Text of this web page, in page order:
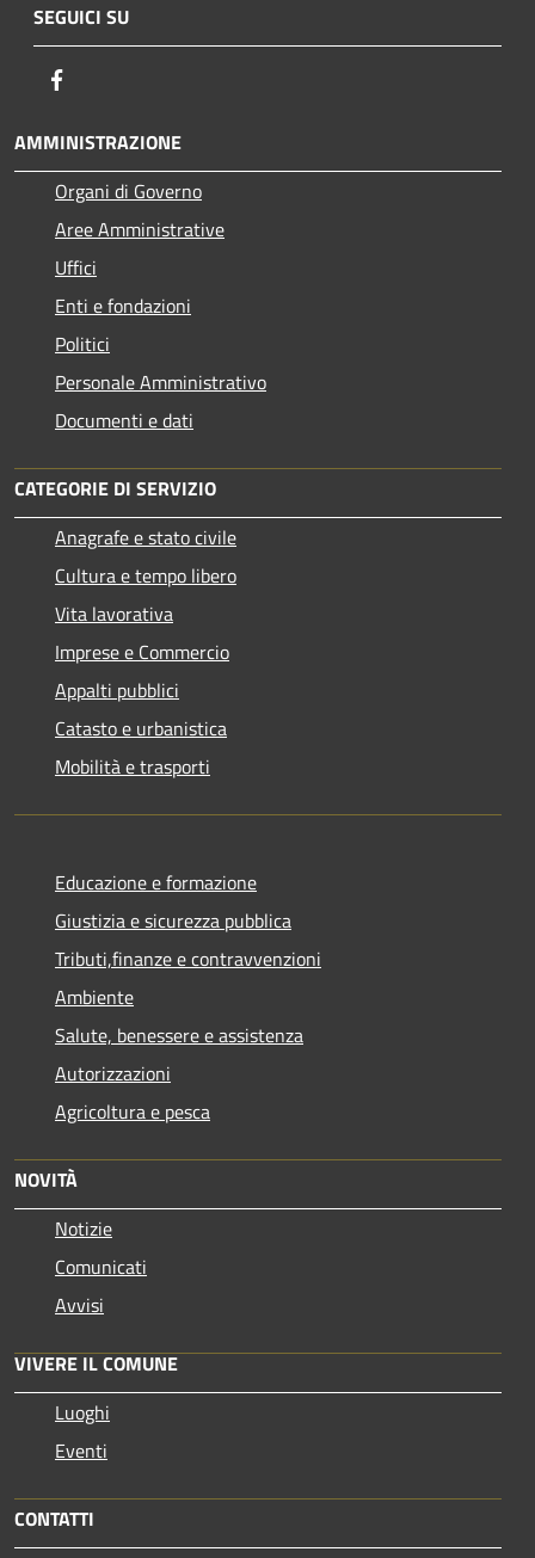
SEGUICI SU
AMMINISTRAZIONE
Organi di Governo
Aree Amministrative
Uffici
Enti e fondazioni
Politici
Personale Amministrativo
Documenti e dati
CATEGORIE DI SERVIZIO
Anagrafe e stato civile
Cultura e tempo libero
Vita lavorativa
Imprese e Commercio
Appalti pubblici
Catasto e urbanistica
Mobilità e trasporti
Educazione e formazione
Giustizia e sicurezza pubblica
Tributi,finanze e contravvenzioni
Ambiente
Salute, benessere e assistenza
Autorizzazioni
Agricoltura e pesca
NOVITÀ
Notizie
Comunicati
Avvisi
VIVERE IL COMUNE
Luoghi
Eventi
CONTATTI